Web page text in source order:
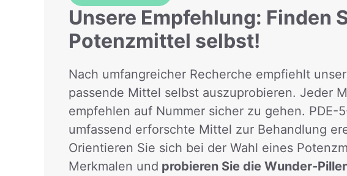
Unsere Empfehlung: Finden
Potenzmittel selbst!
Nach umfangreicher Recherche empfiehlt
passende Mittel selbst auszuprobieren. Jeder
empfehlen auf Nummer sicher zu gehen. PDE-
umfassend erforschte Mittel zur Behandlung
Orientieren Sie sich bei der Wahl eines
Merkmalen und probieren Sie die Wunder-